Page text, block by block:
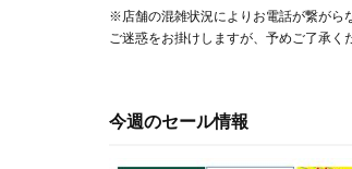
※店舗の混雑状況によりお電話が繋がら
ご迷惑をお掛けしますが、予めご了承く
今週のセール情報